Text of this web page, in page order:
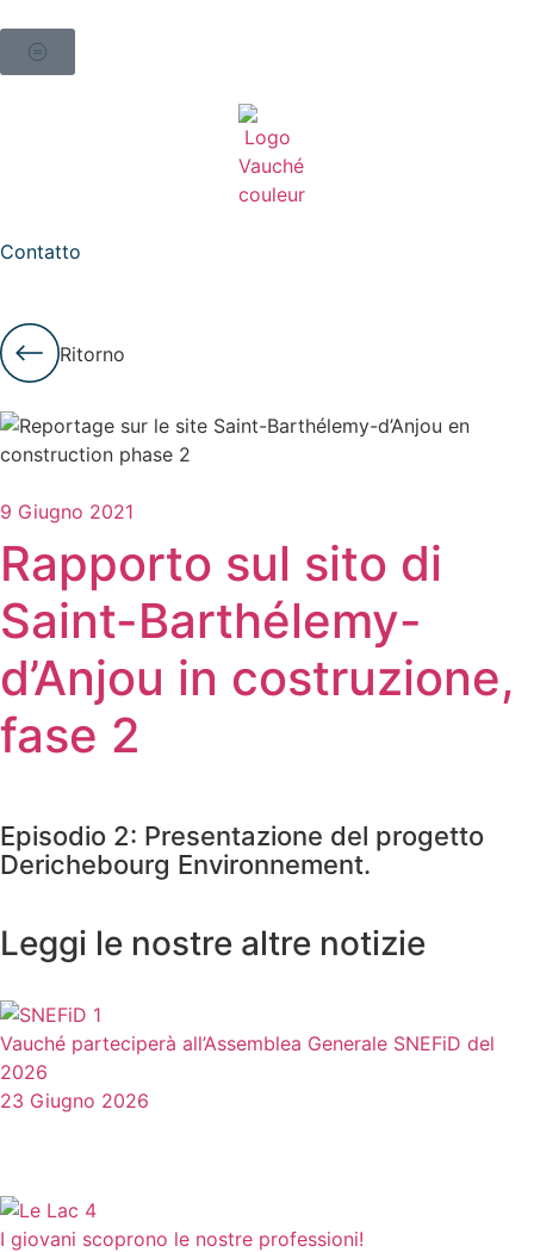
Contatto
Ritorno
9 Giugno 2021
Rapporto sul sito di
Saint-Barthélemy-
d’Anjou in costruzione,
fase 2
Episodio 2: Presentazione del progetto
Derichebourg Environnement.
Leggi le nostre altre notizie
Vauché parteciperà all’Assemblea Generale SNEFiD del
2026
23 Giugno 2026
I giovani scoprono le nostre professioni!